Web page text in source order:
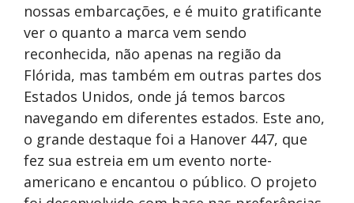
nossas embarcações, e é muito gratificante
ver o quanto a marca vem sendo
reconhecida, não apenas na região da
Flórida, mas também em outras partes dos
Estados Unidos, onde já temos barcos
navegando em diferentes estados. Este ano,
o grande destaque foi a Hanover 447, que
fez sua estreia em um evento norte-
americano e encantou o público. O projeto